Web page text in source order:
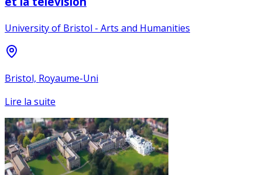
University of Bristol - Arts and Humanities
Bristol, Royaume-Uni
Lire la suite